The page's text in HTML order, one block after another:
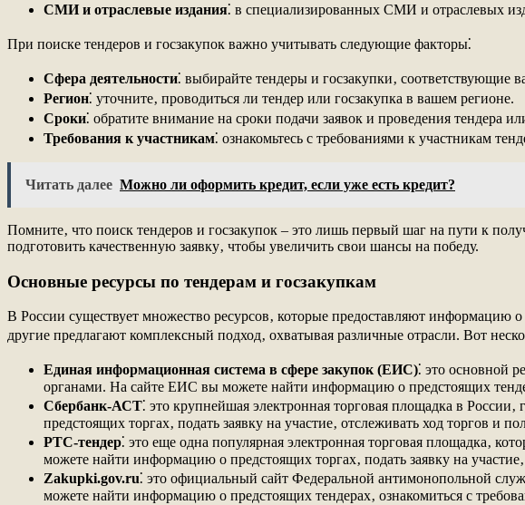
СМИ и отраслевые издания⁚ в специализированных СМИ и отраслевых
При поиске тендеров и госзакупок важно учитывать следующие факторы⁚
Сфера деятельности⁚ выбирайте тендеры и госзакупки‚ соответствующие
Регион⁚ уточните‚ проводиться ли тендер или госзакупка в вашем регионе.
Сроки⁚ обратите внимание на сроки подачи заявок и проведения тендера
Требования к участникам⁚ ознакомьтесь с требованиями к участникам
Читать далее Можно ли оформить кредит, если уже есть кредит?
Помните‚ что поиск тендеров и госзакупок – это лишь первый шаг на пути к
подготовить качественную заявку‚ чтобы увеличить свои шансы на победу.
Основные ресурсы по тендерам и госзакупкам
В России существует множество ресурсов‚ которые предоставляют информацию
другие предлагают комплексный подход‚ охватывая различные отрасли. Вот
Единая информационная система в сфере закупок (ЕИС)⁚ это основной
органами. На сайте ЕИС вы можете найти информацию о предстоящих
Сбербанк-АСТ⁚ это крупнейшая электронная торговая площадка в
предстоящих торгах‚ подать заявку на участие‚ отслеживать ход торгов и
РТС-тендер⁚ это еще одна популярная электронная торговая площадка‚
можете найти информацию о предстоящих торгах‚ подать заявку на
Zakupki.gov.ru⁚ это официальный сайт Федеральной антимонопольной
можете найти информацию о предстоящих тендерах‚ ознакомиться с